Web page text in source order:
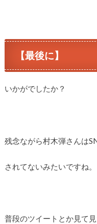
【最後に】
いかがでしたか？
残念ながら村木弾さんは
されてないみたいですね。
普段のツイートとか見て